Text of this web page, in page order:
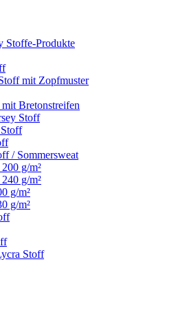
Stoffe-Produkte
mit Zopfmuster
Bretonstreifen
Stoff
/ Sommersweat
g/m²
g/m²
g/m²
g/m²
Stoff